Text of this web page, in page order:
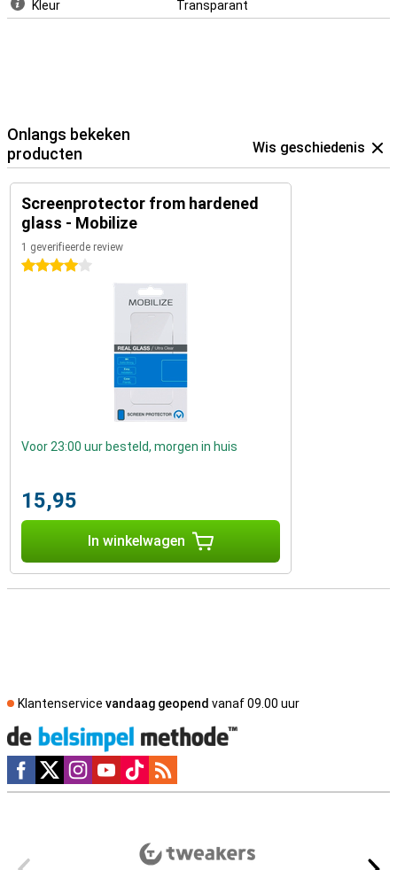
Kleur Transparant
Onlangs bekeken
producten
Wis geschiedenis
Screenprotector from hardened
glass - Mobilize
1 geverifieerde review
4 sterren
Voor 23:00 uur besteld, morgen in huis
15,95
In winkelwagen
Klantenservice vandaag geopend vanaf 09.00 uur
Social media